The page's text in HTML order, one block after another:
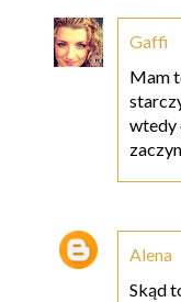
Gaffi
Mam
wtedy
Alena
Skąd